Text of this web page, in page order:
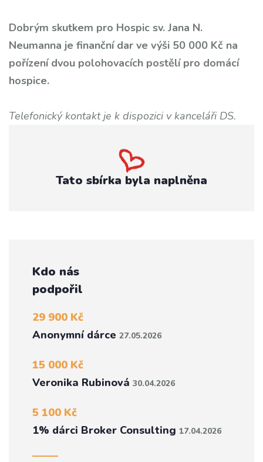
Dobrým skutkem pro Hospic sv. Jana N.
Neumanna je finanční dar ve výši 50 000 Kč na
pořízení dvou polohovacích postělí pro domácí
hospice.
Telefonický kontakt je k dispozici v kanceláři DS.
Tato sbírka byla naplněna
Kdo nás
podpořil
29 900 Kč
Anonymní dárce 27.05.2026
15 000 Kč
Veronika Rubinová 30.04.2026
5 100 Kč
1% dárci Broker Consulting 17.04.2026